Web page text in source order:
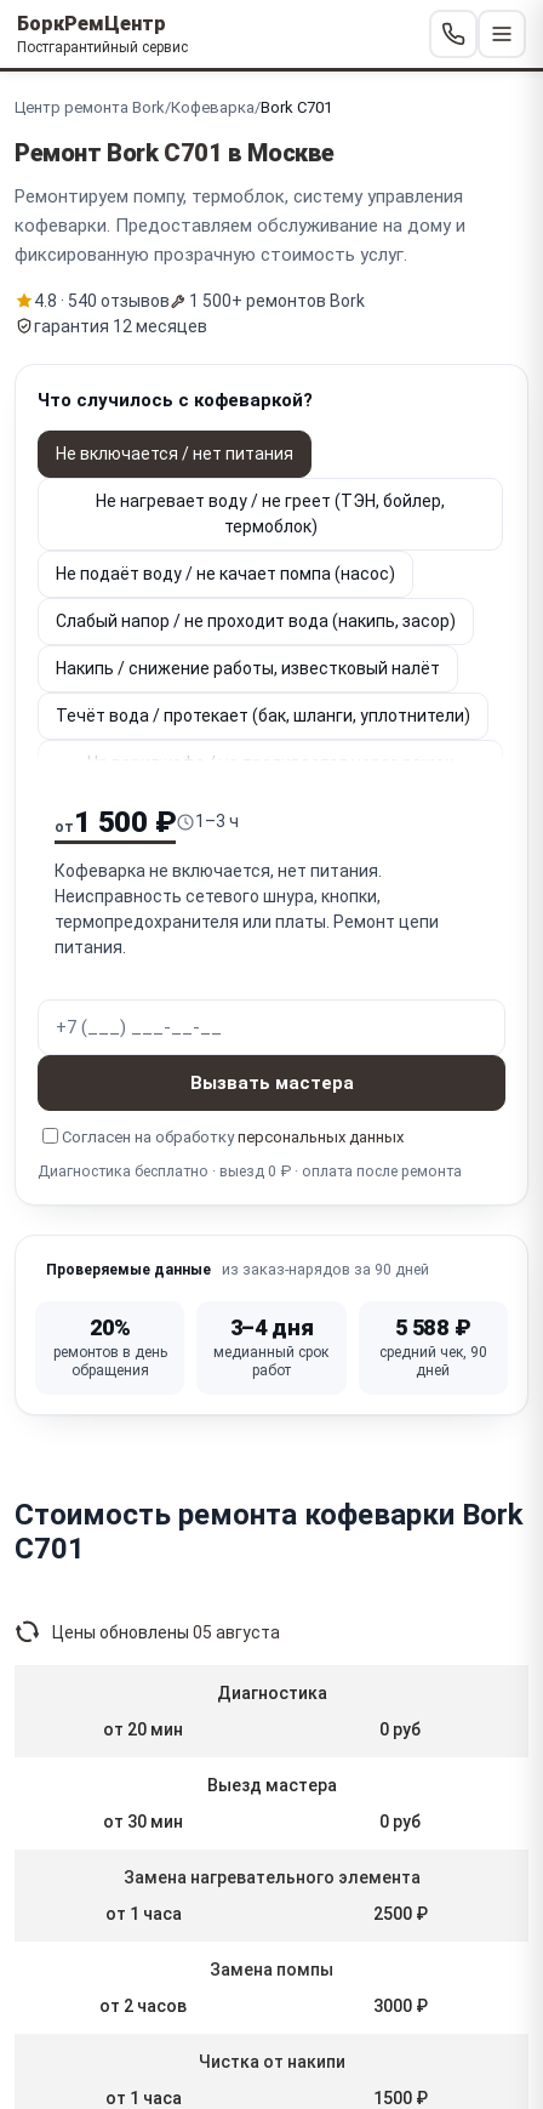
БоркРемЦентр
Постгарантийный сервис
Центр ремонта Bork/Кофеварка/Bork C701
Ремонт Bork C701 в Москве
Ремонтируем помпу, термоблок, систему управления
кофеварки. Предоставляем обслуживание на дому и
фиксированную прозрачную стоимость услуг.
4.8 · 540 отзывов
1 500+ ремонтов Bork
гарантия 12 месяцев
Что случилось с кофеваркой?
Не включается / нет питания
Не нагревает воду / не греет (ТЭН, бойлер,
термоблок)
Не подаёт воду / не качает помпа (насос)
Слабый напор / не проходит вода (накипь, засор)
Накипь / снижение работы, известковый налёт
Течёт вода / протекает (бак, шланги, уплотнители)
Не варит кофе / не проливается через рожок
Слабое / нет давления (помпа, клапан) (рожковая)
Для капельных: не капает / не проливается в колбу
Не работает капучинатор / нет пара / не взбивает
Для капсульных: не прокалывает капсулу / заедает
Перегревается / срабатывает термозащита /
Кофе чуть тёплый / недостаточно горячий
Шум / гудит / вибрирует помпа
Повреждён сетевой шнур
от 1 500 ₽ 1–3 ч
Кофеварка не включается, нет питания.
Неисправность сетевого шнура, кнопки,
термопредохранителя или платы. Ремонт цепи
питания.
Вызвать мастера
Согласен на обработкуперсональных данных
Диагностика бесплатно · выезд 0 ₽ · оплата после ремонта
Проверяемые данные из заказ-нарядов за 90 дней
20%
ремонтов в день
обращения
3–4 дня
медианный срок
работ
5 588 ₽
средний чек, 90
дней
Стоимость ремонта кофеварки Bork
C701
Цены обновлены 05 августа
Диагностика
от 20 мин
0 руб
Выезд мастера
от 30 мин
0 руб
Замена нагревательного элемента
от 1 часа
2500 ₽
Замена помпы
от 2 часов
3000 ₽
Чистка от накипи
от 1 часа
1500 ₽